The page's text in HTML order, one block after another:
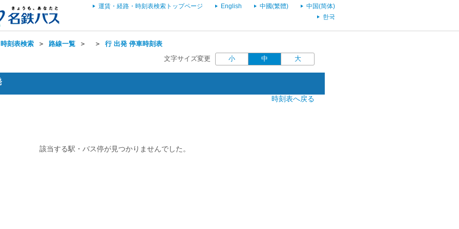
運賃・経路・時刻表検索トップページ English 中國(繁體)
中国(简体)
한국
刻表検索 ＞ 路線一覧 ＞ ＞ 行 出発 停車時刻表
文字サイズ変更 小 中 大
時刻表へ戻る
該当する駅・バス停が見つかりませんでした。